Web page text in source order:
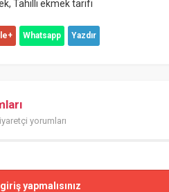
, Tahıllı ekmek tarifi
Whatsapp Yazdır
yorumları
yapmalısınız